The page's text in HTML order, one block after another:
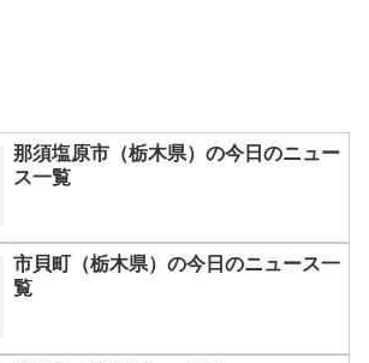
那須塩原市（栃木県）の今日のニュー
ス一覧
市貝町（栃木県）の今日のニュース一
覧